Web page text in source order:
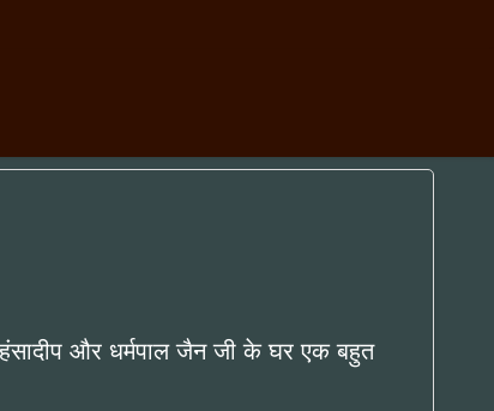
हंसादीप और धर्मपाल जैन जी के घर एक बहुत